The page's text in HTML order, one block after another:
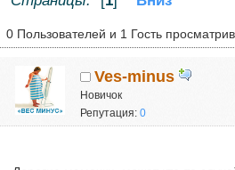
0 Пользователей и 1 Гость
Ves-minus
Новичок
Репутация:0